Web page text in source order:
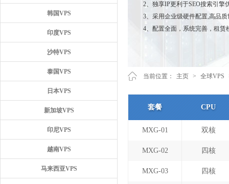
韩国VPS
印度VPS
沙特VPS
泰国VPS
日本VPS
新加坡VPS
印尼VPS
越南VPS
马来西亚VPS
2、独享IP更利于SEO搜索引擎
3、采用企业级硬件配置,高品
4、配置全面，系统完善，租
当前位置： 主页 > 全球VPS
套餐 CPU
MXG-01 双核
MXG-02 四核
MXG-03 四核